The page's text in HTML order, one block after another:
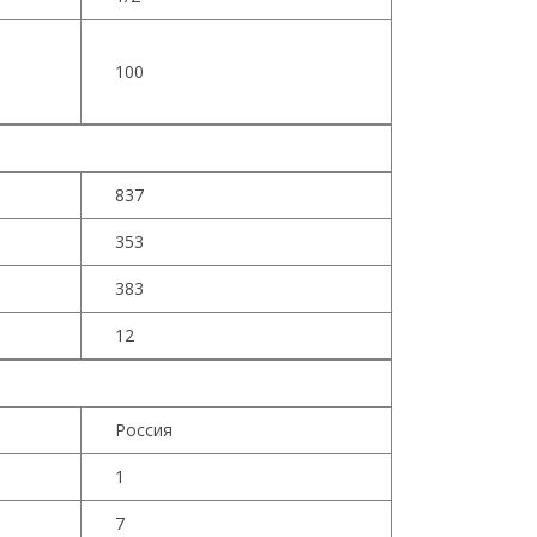
100
837
353
383
12
Россия
1
7